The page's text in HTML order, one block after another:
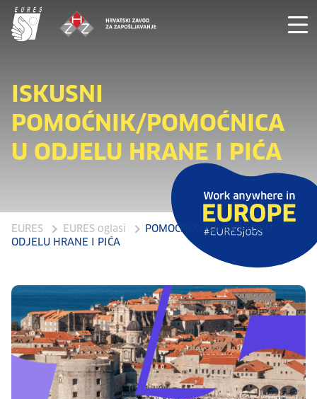
ISKUSNI
POMOĆNIK/POMOĆNICA
U ODJELU HRANE I PIĆA
EURES EURES oglasi
POMOĆNIK/POMOĆNICA U
ODJELU HRANE I PIĆA